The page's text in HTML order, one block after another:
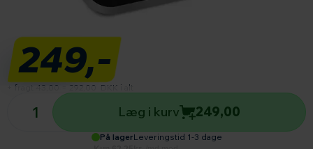
249,-
+ fragt 43,00 292,00 DKK i alt
På lager Leveringstid 1-3 dage
Antal produkter
Læg i kurv 249,00